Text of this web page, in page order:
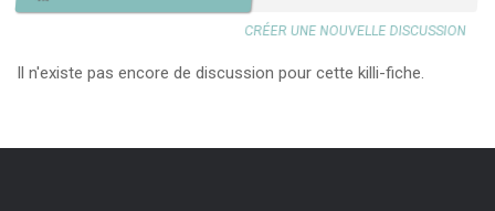
CRÉER UNE NOUVELLE DISCUSSION
Il n'existe pas encore de discussion pour cette killi-fiche.